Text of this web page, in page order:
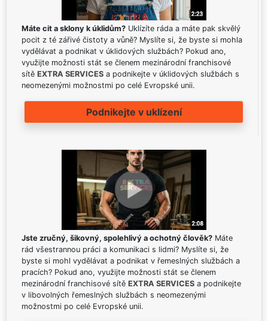
Máte cit a sklony k úklidům? Uklízíte ráda a máte pak skvělý
pocit z té zářivé čistoty a vůně? Myslíte si, že byste si mohla
vydělávat a podnikat v úklidových službách? Pokud ano,
využijte možnosti stát se členem mezinárodní franchisové
sítě EXTRA SERVICES a podnikejte v úklidových službách s
neomezenými možnostmi po celé Evropské unii.
Podnikejte v uklízení
Jste zručný, šikovný, spolehlivý a ochotný člověk? Máte
rád všestrannou práci a komunikaci s lidmi? Myslíte si, že
byste si mohl vydělávat a podnikat v řemeslných službách a
pracích? Pokud ano, využijte možnosti stát se členem
mezinárodní franchisové sítě EXTRA SERVICES a podnikejte
v libovolných řemeslných službách s neomezenými
možnostmi po celé Evropské unii.